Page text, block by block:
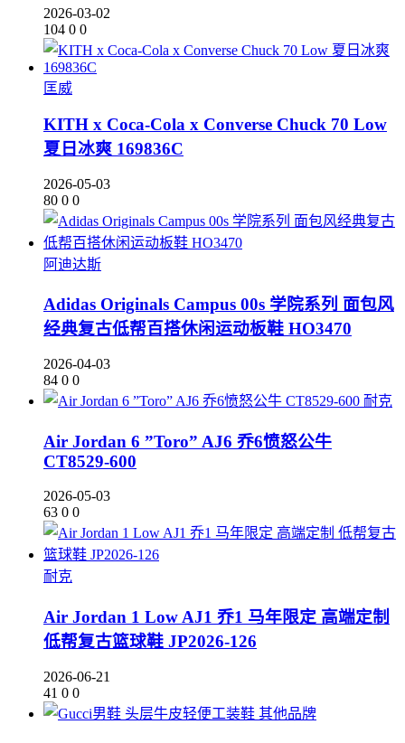
2026-03-02
104 0 0
匡威
KITH x Coca-Cola x Converse Chuck 70 Low
夏日冰爽 169836C
2026-05-03
80 0 0
阿迪达斯
Adidas Originals Campus 00s 学院系列 面包风
经典复古低帮百搭休闲运动板鞋 HO3470
2026-04-03
84 0 0
耐克
Air Jordan 6 ”Toro” AJ6 乔6愤怒公牛
CT8529-600
2026-05-03
63 0 0
耐克
Air Jordan 1 Low AJ1 乔1 马年限定 高端定制
低帮复古篮球鞋 JP2026-126
2026-06-21
41 0 0
其他品牌